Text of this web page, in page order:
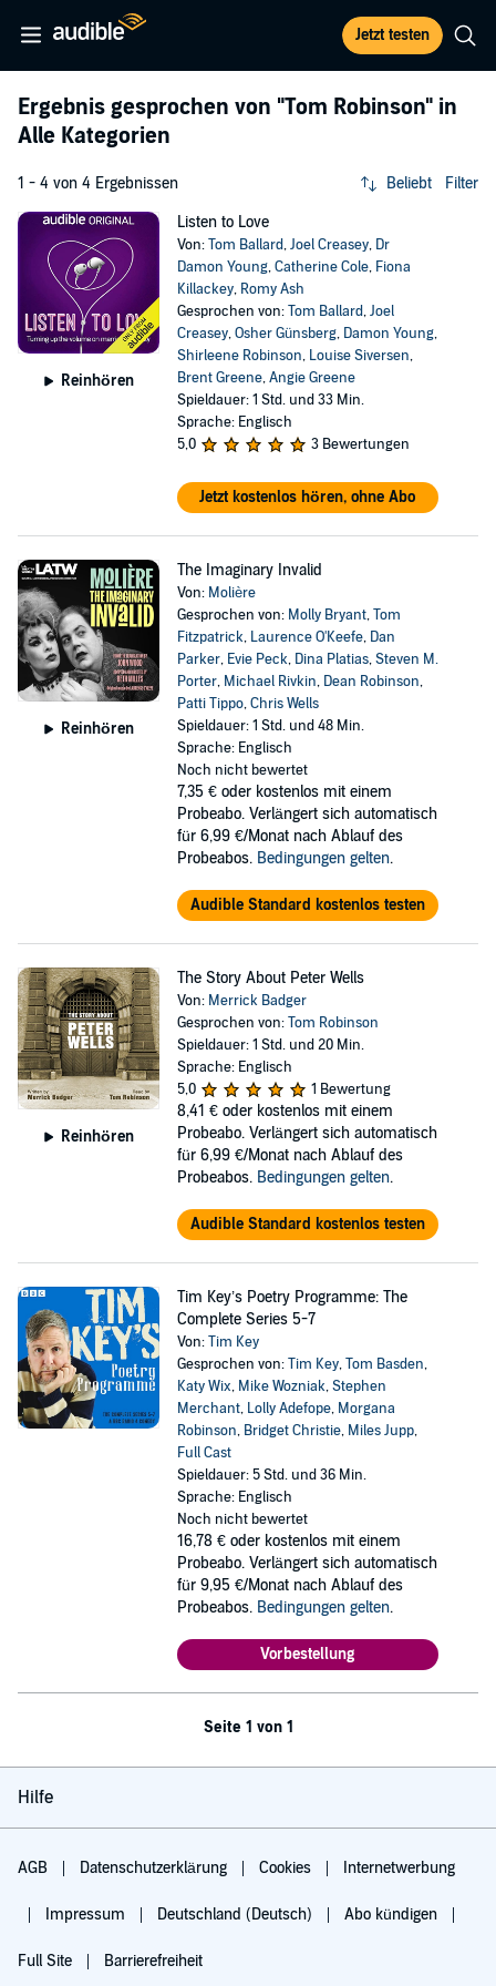
Jetzt testen
Ergebnis gesprochen von "Tom Robinson" in
Alle Kategorien
1 - 4 von 4 Ergebnissen Beliebt Filter
Reinhören
Listen to Love
Von:Tom Ballard,Joel Creasey, Dr
Damon Young,Catherine Cole, Fiona
Killackey, Romy Ash
Gesprochen von:Tom Ballard,Joel
Creasey,Osher Günsberg, Damon Young,
Shirleene Robinson, Louise Siversen,
Brent Greene,Angie Greene
Spieldauer: 1 Std. und 33 Min.
Sprache: Englisch
5,0
3 Bewertungen
Jetzt kostenlos hören, ohne Abo
Reinhören
The Imaginary Invalid
Von: Molière
Gesprochen von: Molly Bryant,Tom
Fitzpatrick, Laurence O'Keefe, Dan
Parker, Evie Peck, Dina Platias,Steven M.
Porter, Michael Rivkin, Dean Robinson,
Patti Tippo,Chris Wells
Spieldauer: 1 Std. und 48 Min.
Sprache: Englisch
Noch nicht bewertet
7,35 € oder kostenlos mit einem
Probeabo. Verlängert sich automatisch
für 6,99 €/Monat nach Ablauf des
Probeabos. Bedingungen gelten.
Audible Standard kostenlos testen
Reinhören
The Story About Peter Wells
Von: Merrick Badger
Gesprochen von:Tom Robinson
Spieldauer: 1 Std. und 20 Min.
Sprache: Englisch
5,0
1 Bewertung
8,41 € oder kostenlos mit einem
Probeabo. Verlängert sich automatisch
für 6,99 €/Monat nach Ablauf des
Probeabos. Bedingungen gelten.
Audible Standard kostenlos testen
Tim Key’s Poetry Programme: The
Complete Series 5-7
Von:Tim Key
Gesprochen von:Tim Key,Tom Basden,
Katy Wix, Mike Wozniak,Stephen
Merchant, Lolly Adefope, Morgana
Robinson, Bridget Christie, Miles Jupp,
Full Cast
Spieldauer: 5 Std. und 36 Min.
Sprache: Englisch
Noch nicht bewertet
16,78 € oder kostenlos mit einem
Probeabo. Verlängert sich automatisch
für 9,95 €/Monat nach Ablauf des
Probeabos. Bedingungen gelten.
Vorbestellung
Seite 1 von 1
Hilfe
AGB Datenschutzerklärung Cookies Internetwerbung
Impressum Deutschland (Deutsch) Abo kündigen
Full Site Barrierefreiheit